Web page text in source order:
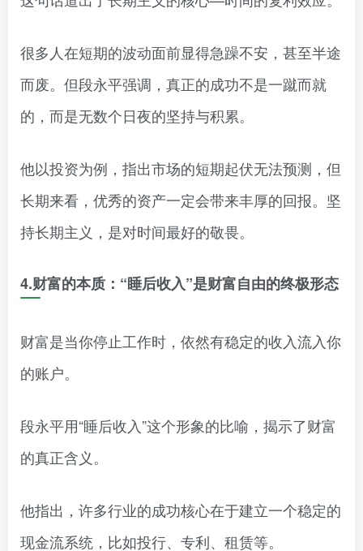
很多人在短期的波动面前显得急躁不安，甚至半途
而废。但段永平强调，真正的成功不是一蹴而就
的，而是无数个日夜的坚持与积累。
他以投资为例，指出市场的短期起伏无法预测，但
长期来看，优秀的资产一定会带来丰厚的回报。坚
持长期主义，是对时间最好的敬畏。
4.财富的本质：“睡后收入”是财富自由的终极形态
财富是当你停止工作时，依然有稳定的收入流入你
的账户。
段永平用“睡后收入”这个形象的比喻，揭示了财富
的真正含义。
他指出，许多行业的成功核心在于建立一个稳定的
现金流系统，比如投行、专利、租赁等。